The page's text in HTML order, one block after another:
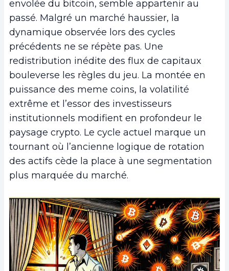
envolée du bitcoin, semble appartenir au
passé. Malgré un marché haussier, la
dynamique observée lors des cycles
précédents ne se répète pas. Une
redistribution inédite des flux de capitaux
bouleverse les règles du jeu. La montée en
puissance des meme coins, la volatilité
extrême et l’essor des investisseurs
institutionnels modifient en profondeur le
paysage crypto. Le cycle actuel marque un
tournant où l’ancienne logique de rotation
des actifs cède la place à une segmentation
plus marquée du marché.